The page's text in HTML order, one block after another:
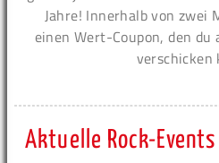
Jahre! Innerhalb von zwei
einen Wert-Coupon, den
verschicken
Aktuelle Rock-Events